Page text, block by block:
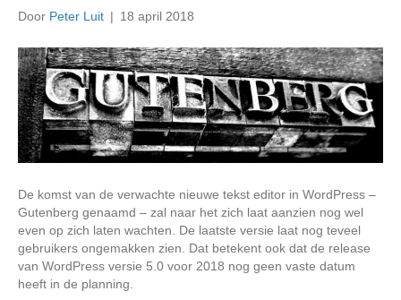
Door Peter Luit | 18 april 2018
De komst van de verwachte nieuwe tekst editor in WordPress –
Gutenberg genaamd – zal naar het zich laat aanzien nog wel
even op zich laten wachten. De laatste versie laat nog teveel
gebruikers ongemakken zien. Dat betekent ook dat de release
van WordPress versie 5.0 voor 2018 nog geen vaste datum
heeft in de planning.